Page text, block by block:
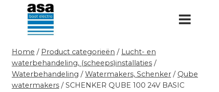
Doorgaan
inhoud
Home / Product categorieën / Lucht- en
waterbehandeling, (scheeps)installaties /
Waterbehandeling / Watermakers, Schenker / Qube
watermakers / SCHENKER QUBE 100 24V BASIC